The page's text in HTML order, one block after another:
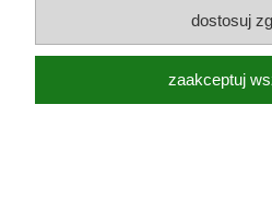
dostosuj
zaakceptuj